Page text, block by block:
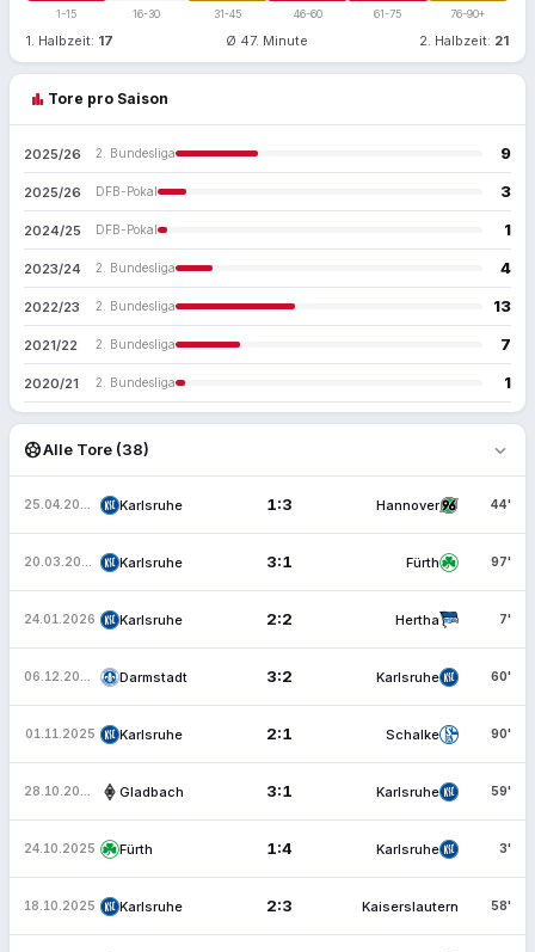
1-15 16-30 31-45 46-60 61-75 76-90+
1. Halbzeit: 17 Ø 47. Minute 2. Halbzeit: 21
bar_chart Tore pro Saison
2025/26 2. Bundesliga 9
2025/26 DFB-Pokal 3
2024/25 DFB-Pokal 1
2023/24 2. Bundesliga 4
2022/23 2. Bundesliga 13
2021/22 2. Bundesliga 7
2020/21 2. Bundesliga 1
sports_soccerAlle Tore (38) expand_more
Karlsruhe 1:3 Hannover 44'
Karlsruhe 3:1 Fürth 97'
24.01.2026 Karlsruhe 2:2 Hertha 7'
Darmstadt 3:2 Karlsruhe 60'
01.11.2025 Karlsruhe 2:1 Schalke 90'
Gladbach 3:1 Karlsruhe 59'
24.10.2025 Fürth 1:4 Karlsruhe 3'
18.10.2025 Karlsruhe 2:3 Kaiserslautern 58'